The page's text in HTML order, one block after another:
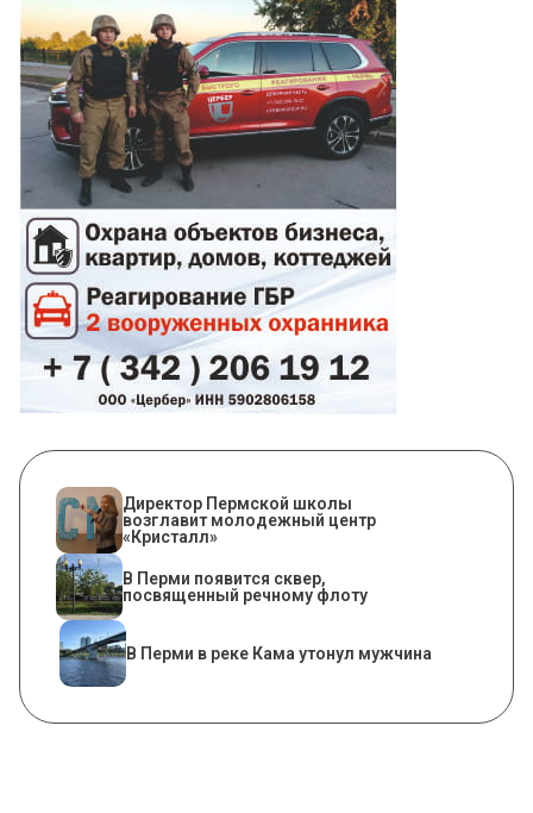
​Директор Пермской школы
возглавит молодежный центр
«Кристалл»
В Перми появится сквер,
посвященный речному флоту
В Перми в реке Кама утонул мужчина